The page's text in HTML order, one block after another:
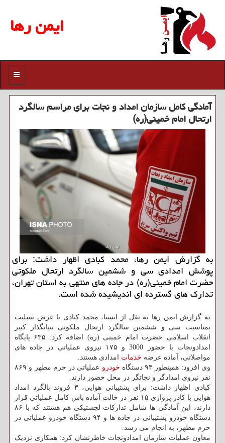
ایمن رها
منو
آمادگی کامل سازمان امداد و نجات برای مراسم سالگرد
ارتحال امام خمینی(ره)
به گزارش ایمن رها، محمد کبادی اظهار داشت: برای
پوشش امدادی سی و ششمین سالگرد ارتحال ملکوتی
حضرت امام خمینی(ره) در جاده های منتهی به استان تهران،
تدارک های گسترده ای اندیشیده شده است.
به گزارش ایمن رها به نقل از ایسنا، محمد کبادی با عرض تسلیت
بمناسبت سی و ششمین سالگرد ارتحال ملکوتی بنیانگذار کبیر
انقلاب اسلامی حضرت امام خمینی (ره) اضافه کرد: ۶۳۵ پایگاه
امدادونجات با حضور 3000 و ۱۷۵ نیروی عملیاتی در جاده های
مواصلاتی، آماده عرضه خدمات امدادی هستند.
وی افزود: همینطور ۹۴ دستگاه
خودرو
عملیاتی در حرم مطهر و ۸۶۹
نفر نیروی امدادگر و نجاتگر در محل حضور دارند.
کبادی اظهار داشت: برای پشتیبانی هوایی، ۳ فروند بالگرد امداد
هوایی با کادر پروازی ۱۵ نفر در حالت آماده باش کامل عملیاتی قرار
دارند، این آمادگی ها شامل تدارکات لجستیکی هم هستند که با ۸۶
دستگاه خودرو پشتیبانی در جاده ها و ۹۴ دستگاه خودرو عملیاتی در
حرم مطهر، به انجام می رسد.
معاون عملیات سازمان امدادونجات خاطرنشان کرد: همکاری نزدیک